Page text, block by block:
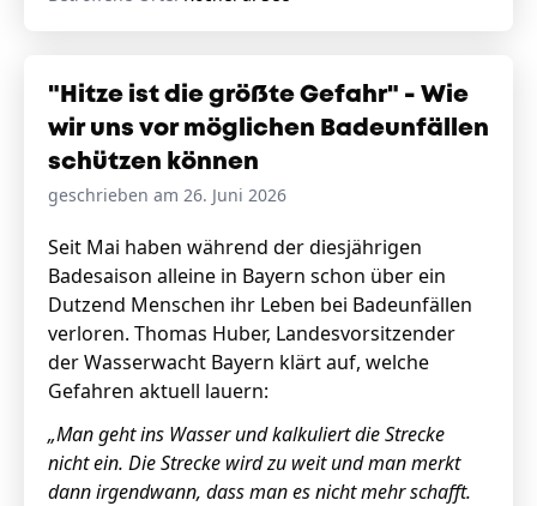
"Hitze ist die größte Gefahr" - Wie
wir uns vor möglichen Badeunfällen
schützen können
geschrieben am 26. Juni 2026
Seit Mai haben während der diesjährigen
Badesaison alleine in Bayern schon über ein
Dutzend Menschen ihr Leben bei Badeunfällen
verloren. Thomas Huber, Landesvorsitzender
der Wasserwacht Bayern klärt auf, welche
Gefahren aktuell lauern:
„Man geht ins Wasser und kalkuliert die Strecke
nicht ein. Die Strecke wird zu weit undman merkt
dann irgendwann, dass man es nicht mehr schafft.